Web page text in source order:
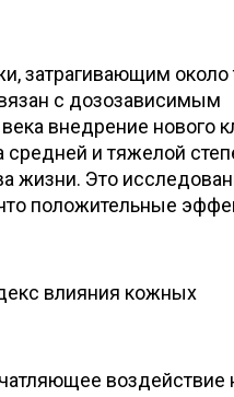
затрагивающим около
с дозозависимым
внедрение нового
и тяжелой
жизни. Это
положительные
влияния кожных
воздействие